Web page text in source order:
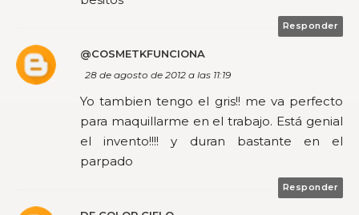
Responder
@COSMETKFUNCIONA
28 de agosto de 2012 a las 11:19
Yo tambien tengo el gris!! me va perfecto
para maquillarme en el trabajo. Está genial
el invento!!!! y duran bastante en el
parpado
Responder